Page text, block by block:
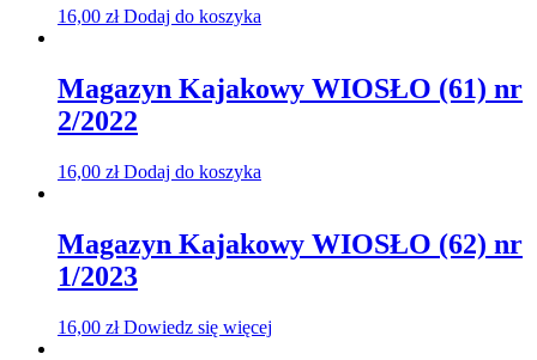
16,00 zł Dodaj do koszyka
Magazyn Kajakowy WIOSŁO (61) nr
2/2022
16,00 zł Dodaj do koszyka
Magazyn Kajakowy WIOSŁO (62) nr
1/2023
16,00 zł Dowiedz się więcej